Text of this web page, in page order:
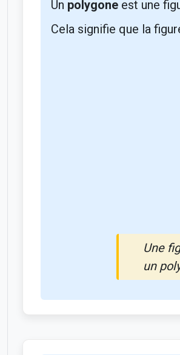
Un polygoneest une
Cela signifie que la
Une
un